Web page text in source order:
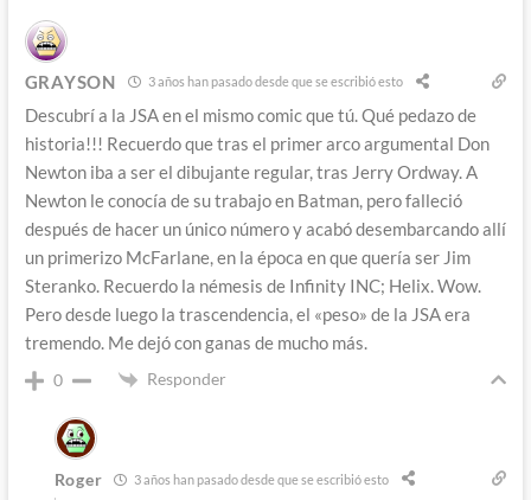
GRAYSON 3 años han pasado desde que se escribió esto
Descubrí a la JSA en el mismo comic que tú. Qué pedazo de
historia!!! Recuerdo que tras el primer arco argumental Don
Newton iba a ser el dibujante regular, tras Jerry Ordway. A
Newton le conocía de su trabajo en Batman, pero falleció
después de hacer un único número y acabó desembarcando allí
un primerizo McFarlane, en la época en que quería ser Jim
Steranko. Recuerdo la némesis de Infinity INC; Helix. Wow.
Pero desde luego la trascendencia, el «peso» de la JSA era
tremendo. Me dejó con ganas de mucho más.
0 Responder
Roger 3 años han pasado desde que se escribió esto